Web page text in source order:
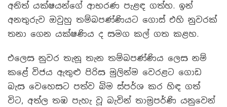
අනිත් යක්ෂයන්ගේ ආභරණ පැළඳ ගත්හ. ඉන්
අනතුරුව ඔවුහු තම්බපණ්ණියට ගොස් එහි නුවරක්
තනා ගෙන යක්ෂණිය ද සමග කල් ගත කළහ.
එලෙස නුවර තැනූ තැන තම්බපණ්ණිය ලෙස නම්
කළේ විජය ඇතුළු පිරිස මුලින්ම වෙරළට ගොඩ
බැස වෙහෙසට පත්ව බිම ස්පර්ශ කර හිඳ ගත්
විට, අත්ල තඹ පැහැ වූ බැවින් තාම්‍රපර්ණි යනුවෙන්